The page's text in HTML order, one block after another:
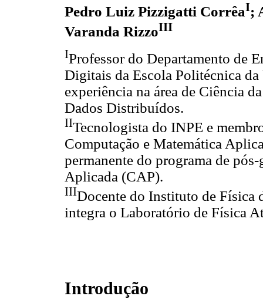
Pedro Luiz Pizzigatti CorrêaI;
Varanda RizzoIII
IProfessor do Departamento de
Digitais da Escola Politécnica
experiência na área de Ciência
Dados Distribuídos.
IITecnologista do INPE e
Computação e Matemática
permanente do programa de
Aplicada (CAP).
IIIDocente do Instituto de Física
integra o Laboratório de Física
Introdução